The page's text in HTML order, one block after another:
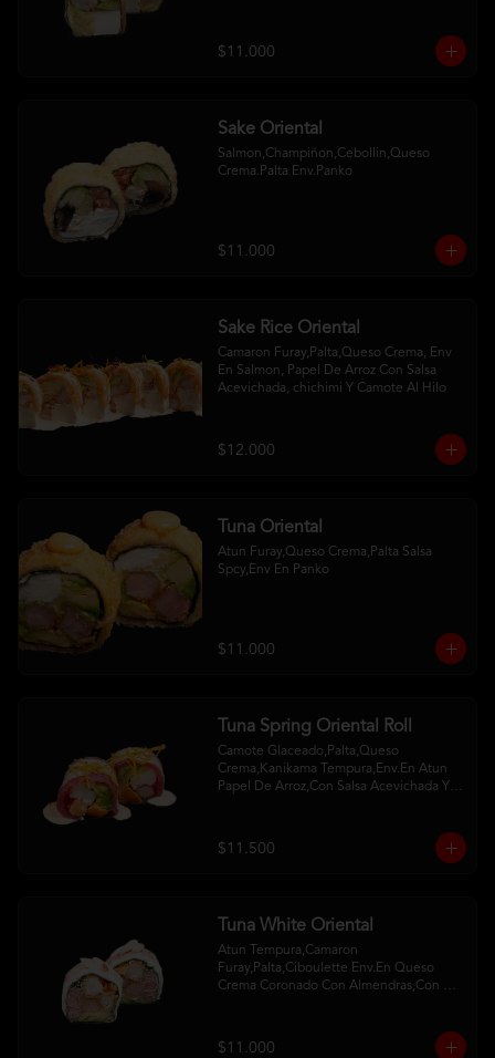
$11.000
Sake Oriental
Salmon,Champiñon,Cebollin,Queso
Crema.Palta Env.Panko
$11.000
Sake Rice Oriental
Camaron Furay,Palta,Queso Crema, Env
En Salmon, Papel De Arroz Con Salsa
Acevichada, chichimi Y Camote Al Hilo
$12.000
Tuna Oriental
Atun Furay,Queso Crema,Palta Salsa
Spcy,Env En Panko
$11.000
Tuna Spring Oriental Roll
Camote Glaceado,Palta,Queso
Crema,Kanikama Tempura,Env.En Atun
Papel De Arroz,Con Salsa Acevichada Y
$11.500
Tuna White Oriental
Atun Tempura,Camaron
Furay,Palta,Ciboulette Env.En Queso
Crema Coronado Con Almendras,Con
$11.000